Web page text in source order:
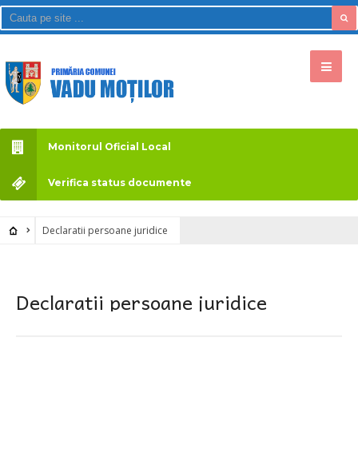
Monitorul Oficial Local
Verifica status documente
Declaratii persoane juridice
Declaratii persoane juridice